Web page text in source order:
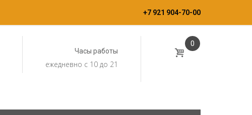
+7 921 904-70-00
Часы работы
ежедневно с 10 до 21
0